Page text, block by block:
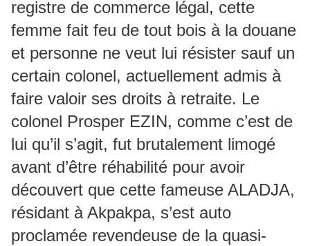
registre de commerce légal, cette
femme fait feu de tout bois à la douane
et personne ne veut lui résister sauf un
certain colonel, actuellement admis à
faire valoir ses droits à retraite. Le
colonel Prosper EZIN, comme c’est de
lui qu’il s’agit, fut brutalement limogé
avant d’être réhabilité pour avoir
découvert que cette fameuse ALADJA,
résidant à Akpakpa, s’est auto
proclamée revendeuse de la quasi-